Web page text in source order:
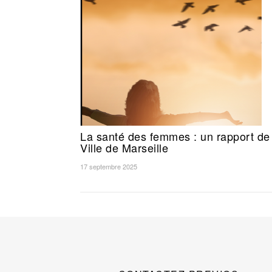
La santé des femmes : un rapport
Ville de Marseille
17 septembre 2025